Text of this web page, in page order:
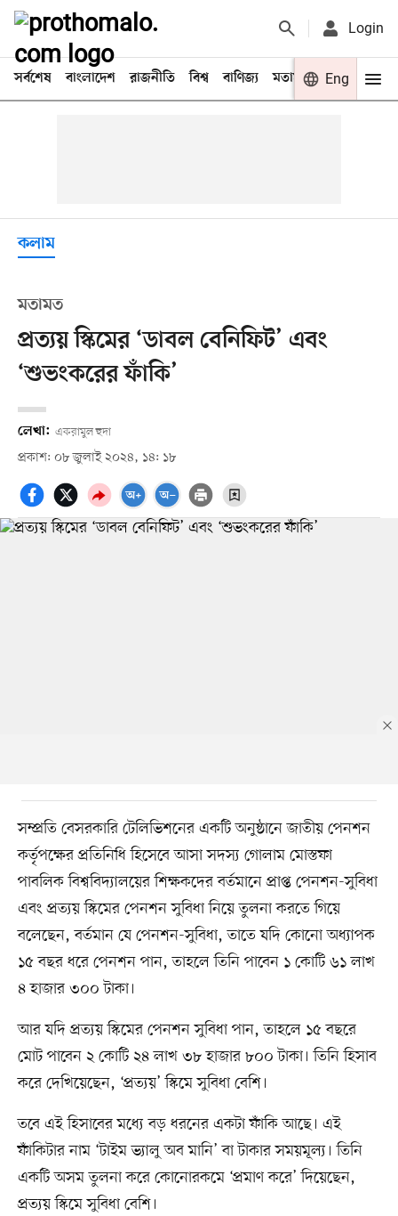
Login
সর্বশেষ বাংলাদেশ রাজনীতি বিশ্ব বাণিজ্য মতামত খেলা
Eng
কলাম
মতামত
প্রত্যয় স্কিমের ‘ডাবল বেনিফিট’ এবং
‘শুভংকরের ফাঁকি’
লেখা: একরামুল হুদা
প্রকাশ: ০৮ জুলাই ২০২৪, ১৪: ১৮
সম্প্রতি বেসরকারি টেলিভিশনের একটি অনুষ্ঠানে জাতীয় পেনশন
কর্তৃপক্ষের প্রতিনিধি হিসেবে আসা সদস্য গোলাম মোস্তফা
পাবলিক বিশ্ববিদ্যালয়ের শিক্ষকদের বর্তমানে প্রাপ্ত পেনশন-সুবিধা
এবং প্রত্যয় স্কিমের পেনশন সুবিধা নিয়ে তুলনা করতে গিয়ে
বলেছেন, বর্তমান যে পেনশন-সুবিধা, তাতে যদি কোনো অধ্যাপক
১৫ বছর ধরে পেনশন পান, তাহলে তিনি পাবেন ১ কোটি ৬১ লাখ
৪ হাজার ৩০০ টাকা।
আর যদি প্রত্যয় স্কিমের পেনশন ‍সুবিধা পান, তাহলে ১৫ বছরে
মোট পাবেন ২ কোটি ২৪ লাখ ৩৮ হাজার ৮০০ টাকা। তিনি হিসাব
করে দেখিয়েছেন, ‘প্রত্যয়’ স্কিমে ‍সুবিধা বেশি।
তবে এই হিসাবের মধ্যে বড় ধরনের একটা ফাঁকি আছে। এই
ফাঁকিটার নাম ‘টাইম ভ্যালু অব মানি’ বা টাকার সময়মূল্য। তিনি
একটি অসম তুলনা করে কোনোরকমে ‘প্রমাণ করে’ দিয়েছেন,
প্রত্যয় স্কিমে সুবিধা বেশি।